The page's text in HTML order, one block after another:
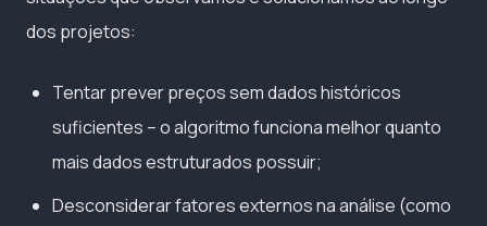
dos projetos:
Tentar prever preços sem dados históricos
suficientes – o algoritmo funciona melhor quanto
mais dados estruturados possuir;
Desconsiderar fatores externos na análise (como